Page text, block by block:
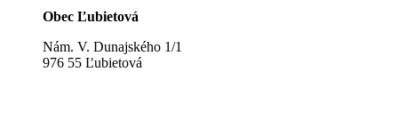
Obec Ľubietová
Nám. V. Dunajského 1/1
976 55 Ľubietová